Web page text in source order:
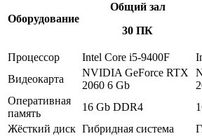
Оборудование
Общий зал
30 ПК
Процессор Intel Core i5-9400F
Видеокарта
NVIDIA GeForce RTX
2060 6 Gb
Оперативная
память
16 Gb DDR4
Жёсткий диск Гибридная система